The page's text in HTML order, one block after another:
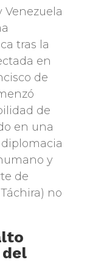
Venezuela
tras la
en
de
de
en una
y
de
no